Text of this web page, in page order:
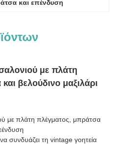
και επένδυση
με πλάτη
βελούδινο μαξιλάρι
με πλάτη πλέγματος, μπράτσα
συνδυάζει τη vintage γοητεία